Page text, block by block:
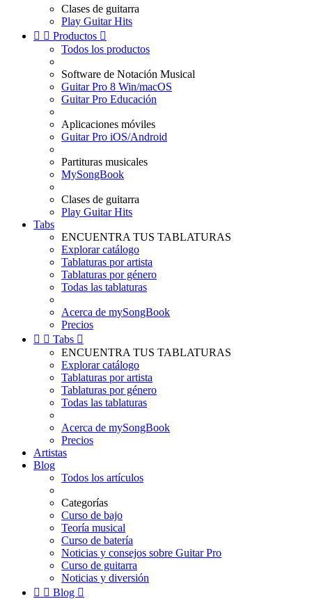
Clases de guitarra
Play Guitar Hits
  Productos 
Todos los productos
Software de Notación Musical
Guitar Pro 8 Win/macOS
Guitar Pro Educación
Aplicaciones móviles
Guitar Pro iOS/Android
Partituras musicales
MySongBook
Clases de guitarra
Play Guitar Hits
Tabs
ENCUENTRA TUS TABLATURAS
Explorar catálogo
Tablaturas por artista
Tablaturas por género
Todas las tablaturas
Acerca de mySongBook
Precios
  Tabs 
ENCUENTRA TUS TABLATURAS
Explorar catálogo
Tablaturas por artista
Tablaturas por género
Todas las tablaturas
Acerca de mySongBook
Precios
Artistas
Blog
Todos los artículos
Categorías
Curso de bajo
Teoría musical
Curso de batería
Noticias y consejos sobre Guitar Pro
Curso de guitarra
Noticias y diversión
  Blog 